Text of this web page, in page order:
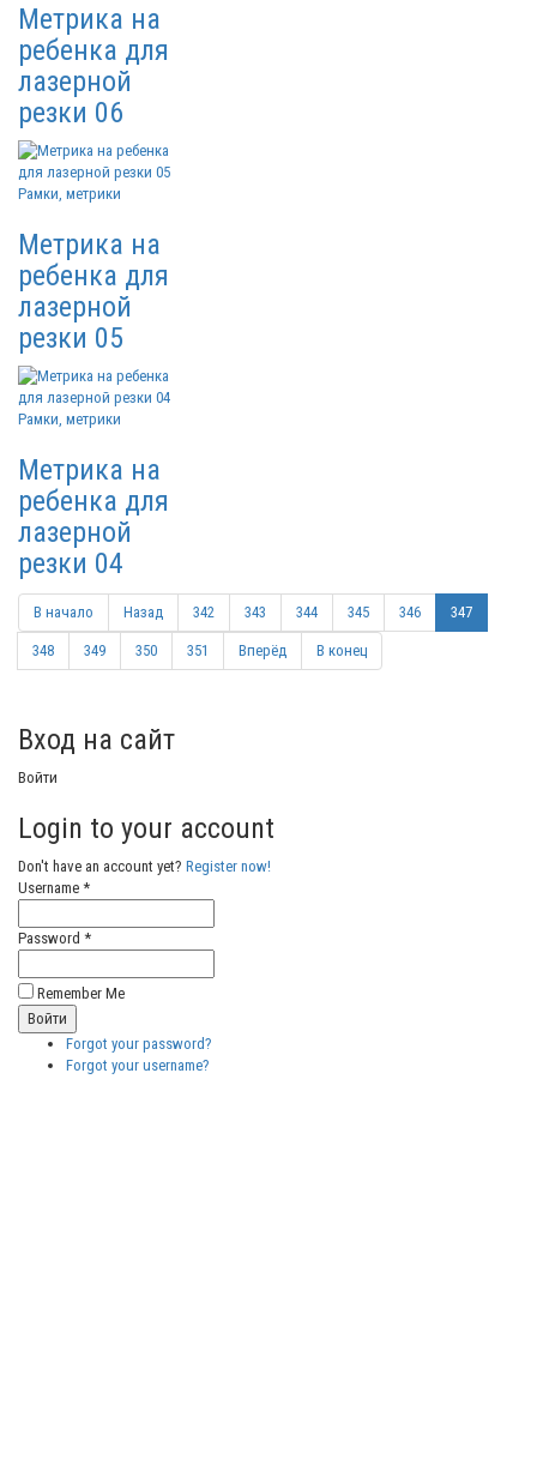
Метрика на
ребенка для
лазерной
резки 06
Рамки, метрики
Метрика на
ребенка для
лазерной
резки 05
Рамки, метрики
Метрика на
ребенка для
лазерной
резки 04
В начало Назад 342 343 344 345 346 347
348 349 350 351 Вперёд В конец
Вход на сайт
Войти
Login to your account
Don't have an account yet? Register now!
Username *
Password *
Remember Me
Forgot your password?
Forgot your username?